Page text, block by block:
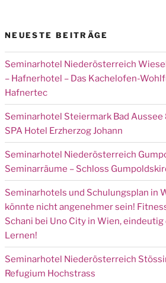
NEUESTE BEITRÄGE
Seminarhotel Niederösterreich
– Hafnerhotel – Das Kachelofen-
Hafnertec
Seminarhotel Steiermark Bad Aussee
SPA Hotel Erzherzog Johann
Seminarhotel Niederösterreich
Seminarräume – Schloss
Seminarhotels und Schulungsplan in
könnte nicht angenehmer sein!
Schani bei Uno City in Wien,
Lernen!
Seminarhotel Niederösterreich
Refugium Hochstrass